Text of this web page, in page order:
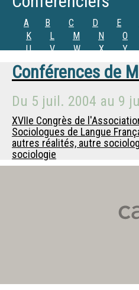
A B C D E
K
L M N O
U
V W X Y
Conférences de
Du 5 juil. 2004 au 9
XVIIe Congrès de
Sociologues de Langue
autres réalités, autre
sociologie